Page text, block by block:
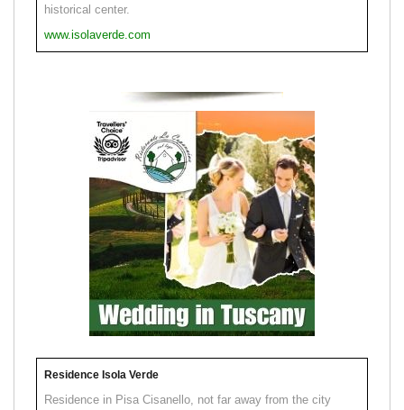
historical center.
www.isolaverde.com
Residence Isola Verde
Residence in Pisa Cisanello, not far away from the city